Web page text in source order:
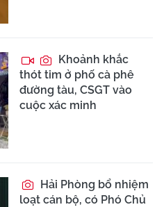
Khoảnh khắc
thót tim ở phố cà phê
đường tàu, CSGT vào
cuộc xác minh
Hải Phòng bổ nhiệm
loạt cán bộ, có Phó Chủ